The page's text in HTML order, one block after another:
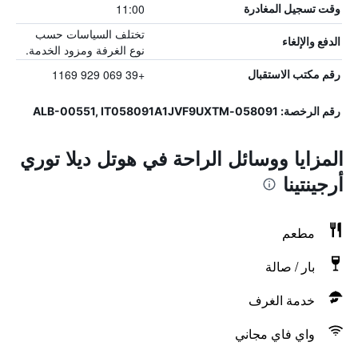
وقت تسجيل المغادرة 11:00
الدفع والإلغاء
تختلف السياسات حسب
نوع الغرفة ومزود الخدمة.
رقم مكتب الاستقبال +39 069 929 1169
رقم الرخصة: 058091-ALB-00551, IT058091A1JVF9UXTM
المزايا ووسائل الراحة في هوتل ديلا توري
أرجينتينا
مطعم
بار / صالة
خدمة الغرف
واي فاي مجاني